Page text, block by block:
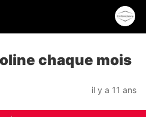
chaque mois
il y a 11 ans